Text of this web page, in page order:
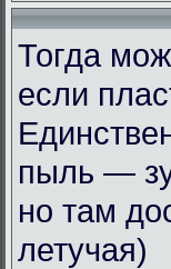
Тогда
если
пыль —
но там
летучая)